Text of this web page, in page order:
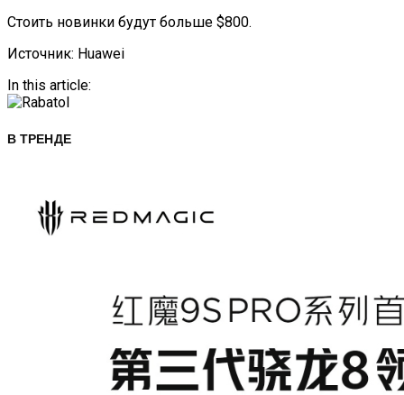
Стоить новинки будут больше $800.
Источник: Huawei
In this article:
В ТРЕНДЕ